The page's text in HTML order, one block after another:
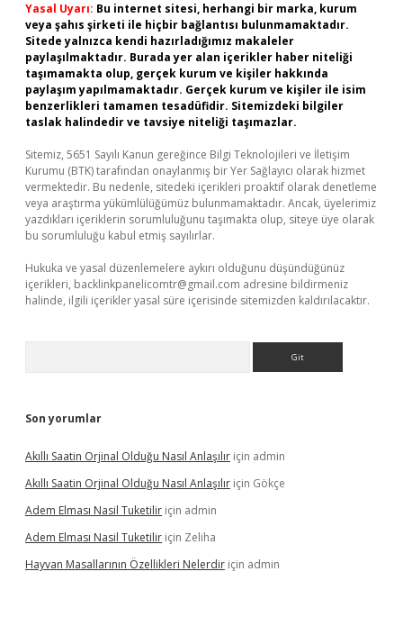
Yasal Uyarı: Bu internet sitesi, herhangi bir marka, kurum
veya şahıs şirketi ile hiçbir bağlantısı bulunmamaktadır.
Sitede yalnızca kendi hazırladığımız makaleler
paylaşılmaktadır. Burada yer alan içerikler haber niteliği
taşımamakta olup, gerçek kurum ve kişiler hakkında
paylaşım yapılmamaktadır. Gerçek kurum ve kişiler ile isim
benzerlikleri tamamen tesadüfidir. Sitemizdeki bilgiler
taslak halindedir ve tavsiye niteliği taşımazlar.
Sitemiz, 5651 Sayılı Kanun gereğince Bilgi Teknolojileri ve İletişim
Kurumu (BTK) tarafından onaylanmış bir Yer Sağlayıcı olarak hizmet
vermektedir. Bu nedenle, sitedeki içerikleri proaktif olarak denetleme
veya araştırma yükümlülüğümüz bulunmamaktadır. Ancak, üyelerimiz
yazdıkları içeriklerin sorumluluğunu taşımakta olup, siteye üye olarak
bu sorumluluğu kabul etmiş sayılırlar.
Hukuka ve yasal düzenlemelere aykırı olduğunu düşündüğünüz
içerikleri, backlinkpanelicomtr@gmail.com adresine bildirmeniz
halinde, ilgili içerikler yasal süre içerisinde sitemizden kaldırılacaktır.
Son yorumlar
Akıllı Saatin Orjinal Olduğu Nasıl Anlaşılır için admin
Akıllı Saatin Orjinal Olduğu Nasıl Anlaşılır için Gökçe
Adem Elması Nasil Tuketilir için admin
Adem Elması Nasil Tuketilir için Zeliha
Hayvan Masallarının Özellikleri Nelerdir için admin